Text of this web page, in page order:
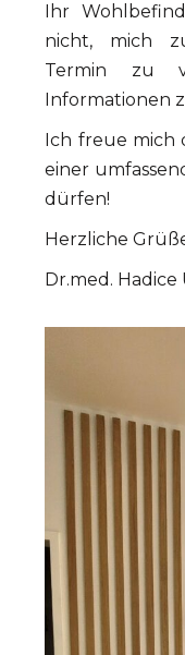
Ihr
nicht, mich
Termin zu
Informationen
Ich freue mich
einer
dürfen!
Herzliche
Dr.med.